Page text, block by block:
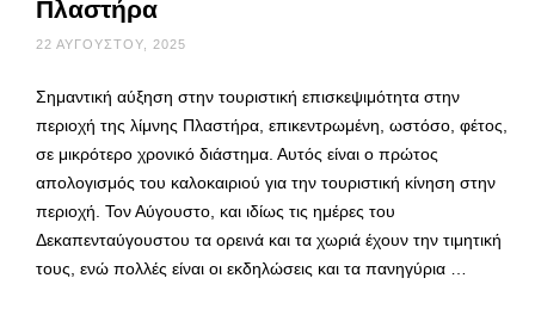
Πλαστήρα
22 ΑΥΓΟΎΣΤΟΥ, 2025
Σημαντική αύξηση στην τουριστική επισκεψιμότητα στην
περιοχή της λίμνης Πλαστήρα, επικεντρωμένη, ωστόσο, φέτος,
σε μικρότερο χρονικό διάστημα. Αυτός είναι ο πρώτος
απολογισμός του καλοκαιριού για την τουριστική κίνηση στην
περιοχή. Τον Αύγουστο, και ιδίως τις ημέρες του
Δεκαπενταύγουστου τα ορεινά και τα χωριά έχουν την τιμητική
τους, ενώ πολλές είναι οι εκδηλώσεις και τα πανηγύρια …